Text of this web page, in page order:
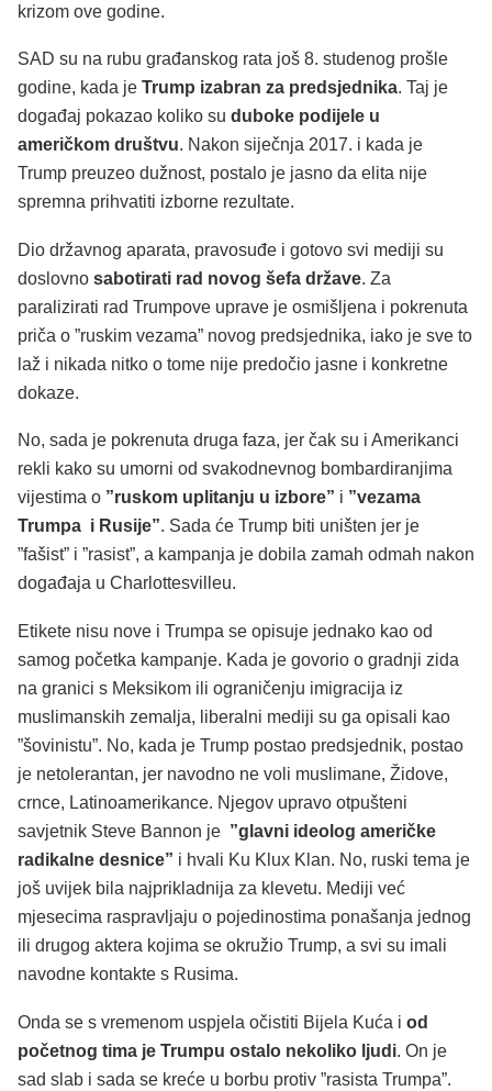
krizom ove godine.
SAD su na rubu građanskog rata još 8. studenog prošle
godine, kada je Trump izabran za predsjednika. Taj je
događaj pokazao koliko su duboke podijele u
američkom društvu. Nakon siječnja 2017. i kada je
Trump preuzeo dužnost, postalo je jasno da elita nije
spremna prihvatiti izborne rezultate.
Dio državnog aparata, pravosuđe i gotovo svi mediji su
doslovno sabotirati rad novog šefa države. Za
paralizirati rad Trumpove uprave je osmišljena i pokrenuta
priča o ”ruskim vezama” novog predsjednika, iako je sve to
laž i nikada nitko o tome nije predočio jasne i konkretne
dokaze.
No, sada je pokrenuta druga faza, jer čak su i Amerikanci
rekli kako su umorni od svakodnevnog bombardiranjima
vijestima o ”ruskom uplitanju u izbore” i ”vezama
Trumpa i Rusije”. Sada će Trump biti uništen jer je
”fašist” i ”rasist”, a kampanja je dobila zamah odmah nakon
događaja u Charlottesvilleu.
Etikete nisu nove i Trumpa se opisuje jednako kao od
samog početka kampanje. Kada je govorio o gradnji zida
na granici s Meksikom ili ograničenju imigracija iz
muslimanskih zemalja, liberalni mediji su ga opisali kao
”šovinistu”. No, kada je Trump postao predsjednik, postao
je netolerantan, jer navodno ne voli muslimane, Židove,
crnce, Latinoamerikance. Njegov upravo otpušteni
savjetnik Steve Bannon je ”glavni ideolog američke
radikalne desnice” i hvali Ku Klux Klan. No, ruski tema je
još uvijek bila najprikladnija za klevetu. Mediji već
mjesecima raspravljaju o pojedinostima ponašanja jednog
ili drugog aktera kojima se okružio Trump, a svi su imali
navodne kontakte s Rusima.
Onda se s vremenom uspjela očistiti Bijela Kuća i od
početnog tima je Trumpu ostalo nekoliko ljudi. On je
sad slab i sada se kreće u borbu protiv ”rasista Trumpa”.